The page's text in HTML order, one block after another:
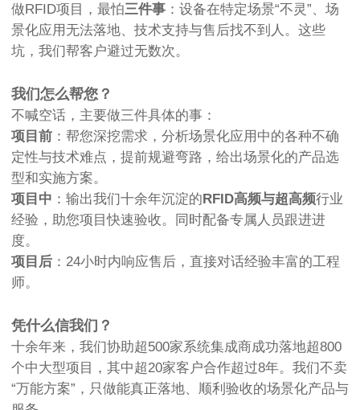
做RFID项目，最怕三件事 ：设备在特定场景“不灵”、场
景化应用无法落地、技术支持与售后找不到人。这些
坑，我们帮客户避过无数次。
我们怎么帮您？
不喊空话，主要做三件具体的事：
项目前 ：帮您深挖需求，分析场景化应用中的各种不确
定性与技术难点，提前规避弯路，给出场景化的产品选
型和实施方案。
项目中 ：输出我们十余年沉淀的RFID高频与超高频行业
经验，助您项目快速验收。同时配备专属人员跟进进
度。
项目后 ：24小时内响应售后，直接对话经验丰富的工程
师。
凭什么信我们？
十余年来，我们协助超500家系统集成商成功落地超800
个中大型项目，其中超20家客户合作超过8年。我们不卖
“万能方案”，只做能真正落地、顺利验收的场景化产品与